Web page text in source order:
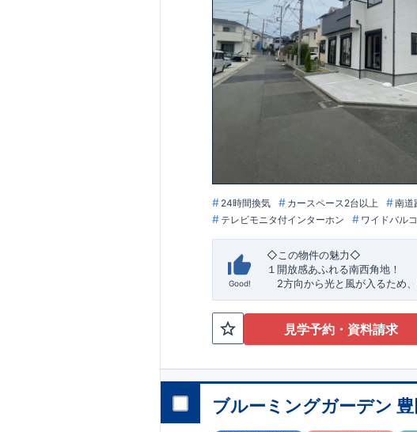
せんだん保育園 約
593m （徒歩
715m（徒歩9 分） ​相陽中
【買い物施設】
ローソン相模原磯部店 約
556m
歩14分） ​ドラッグセイムス座
1400m（徒歩18分）
【その他施設】
550m （徒歩7 分
相模原磯
東栄住宅の家作り■ ブルー
長期
​
■
住宅性能評価ダブル取得 ​スマ
は、事前予約がオススメ です☆
☆ TEL:0120-07-1081​
内致します。
24時間換気 カースペース2台以上 南道
テレビモニタ付インターホン
ワイドバル
Good!
​◇この物件の魅力◇
１開放感あふれる南西角地！
2方向から光と風が入るため
​２自然と利便が両立するロケー
最寄りの矢部駅まで徒歩22分
生活が始められます♪
​◇アクセス◇
・JR横浜線「矢部」駅まで徒歩
◇ロケーション◇
見学予約・資料請求
ブルーミングガーデン